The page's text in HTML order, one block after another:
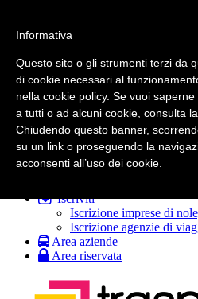
Pacchetti
Servizi utili
Emergenza h24
Veicoli usati
Informazioni
Chi siamo
Cosa facciamo
FAQ
FAQ (agenzie di viaggio)
Contattaci
Iscriviti
Iscrizione imprese di
Iscrizione agenzie di
Area aziende
Area riservata
Informativa
Questo sito o gli strumenti terzi da
di cookie necessari al
nella cookie policy. Se vuoi
a tutti o ad alcuni cookie, consulta la
Chiudendo questo banner,
su un link o proseguendo la
acconsenti all’uso dei cookie.